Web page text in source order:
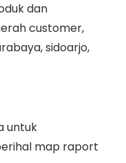
dan
customer,
sidoarjo,
untuk
map raport